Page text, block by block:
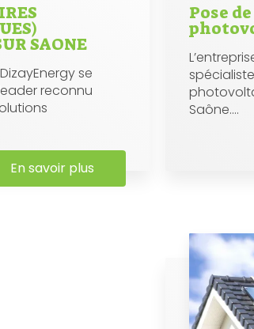
SAONE
se
reconnu
En savoir plus
Pose
Saône....